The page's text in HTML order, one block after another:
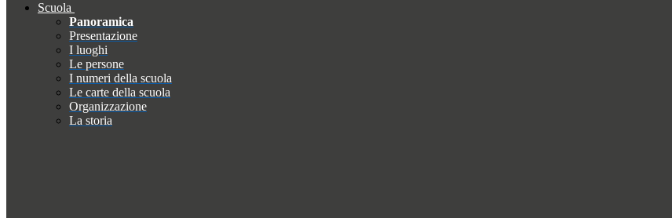
Scuola
Panoramica
Presentazione
I luoghi
Le persone
I numeri della scuola
Le carte della scuola
Organizzazione
La storia